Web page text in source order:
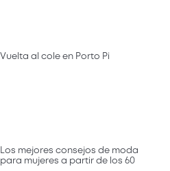
Vuelta al cole en Porto Pi
Los mejores consejos de moda
para mujeres a partir de los 60